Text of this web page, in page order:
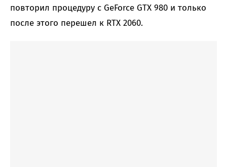
повторил процедуру с GeForce GTX 980 и только
после этого перешел к RTX 2060.